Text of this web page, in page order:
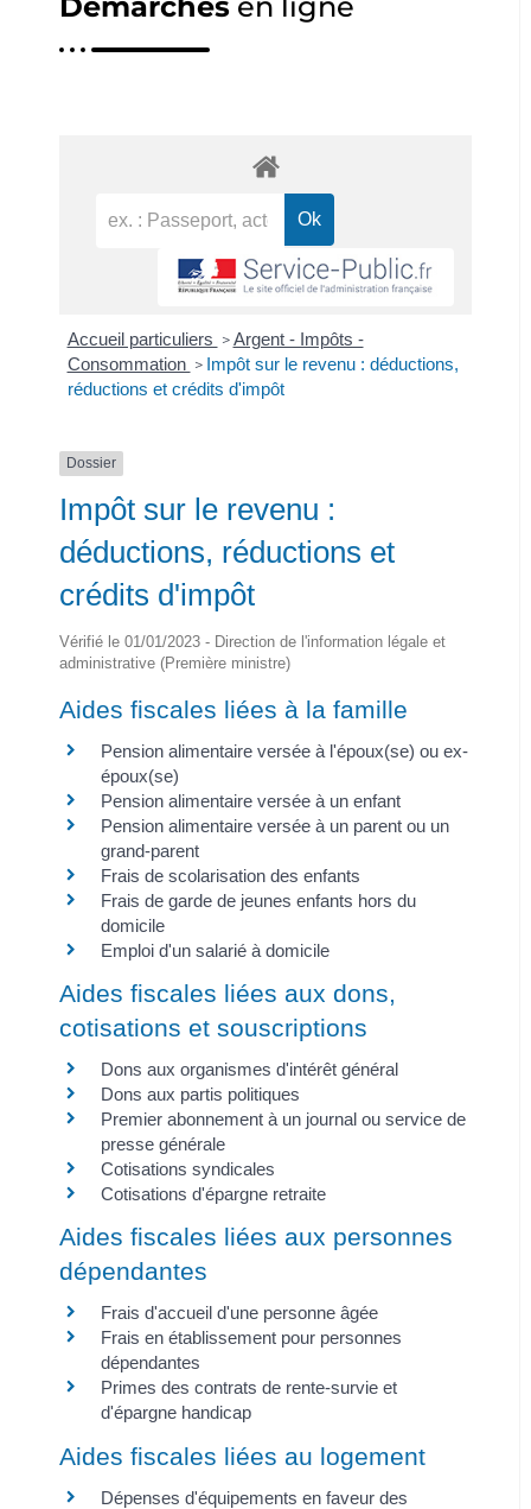
Accueil particuliers > Argent - Impôts -
Consommation > Impôt sur le revenu : déductions,
réductions et crédits d'impôt
Dossier
Impôt sur le revenu :
déductions, réductions et
crédits d'impôt
Vérifié le 01/01/2023 - Direction de l'information légale et
administrative (Première ministre)
Aides fiscales liées à la famille
Pension alimentaire versée à l'époux(se) ou ex-
époux(se)
Pension alimentaire versée à un enfant
Pension alimentaire versée à un parent ou un
grand-parent
Frais de scolarisation des enfants
Frais de garde de jeunes enfants hors du
domicile
Emploi d'un salarié à domicile
Aides fiscales liées aux dons,
cotisations et souscriptions
Dons aux organismes d'intérêt général
Dons aux partis politiques
Premier abonnement à un journal ou service de
presse générale
Cotisations syndicales
Cotisations d'épargne retraite
Aides fiscales liées aux personnes
dépendantes
Frais d'accueil d'une personne âgée
Frais en établissement pour personnes
dépendantes
Primes des contrats de rente-survie et
d'épargne handicap
Aides fiscales liées au logement
Dépenses d'équipements en faveur des